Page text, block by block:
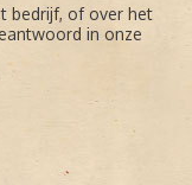
bedrijf, of over het
in onze